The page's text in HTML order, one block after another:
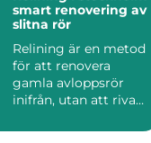
smart renovering av
slitna rör
Relining är en metod
för att renovera
gamla avloppsrör
inifrån, utan att riva
stä...